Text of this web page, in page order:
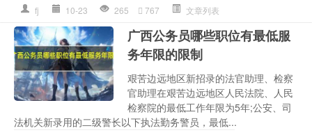
fj 10-23 265 767 文章列表
广西公务员哪些职位有最低服
务年限的限制
艰苦边远地区新招录的法官助理、检察
官助理在艰苦边远地区人民法院、人民
检察院的最低工作年限为5年;公安、司
法机关新录用的二级警长以下执法勤务警员，最低...